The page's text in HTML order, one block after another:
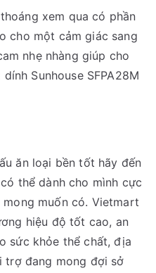
xem qua có phần
cho một cảm giác sang
nhẹ nhàng giúp cho
Sunhouse SFPA28M
ăn loại bền tốt hãy đến
thể dành cho mình cực
muốn có. Vietmart
hiệu độ tốt cao, an
sức khỏe thể chất, địa
trợ đang mong đợi sở